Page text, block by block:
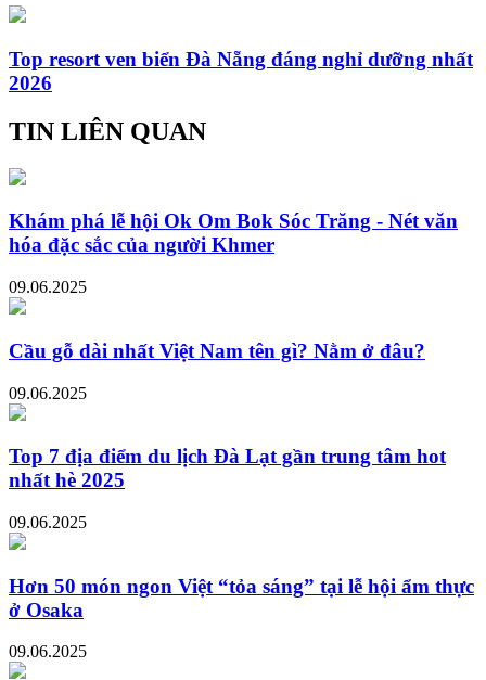
Top resort ven biển Đà Nẵng đáng nghỉ dưỡng nhất
2026
TIN LIÊN QUAN
Khám phá lễ hội Ok Om Bok Sóc Trăng - Nét văn
hóa đặc sắc của người Khmer
09.06.2025
Cầu gỗ dài nhất Việt Nam tên gì? Nằm ở đâu?
09.06.2025
Top 7 địa điểm du lịch Đà Lạt gần trung tâm hot
nhất hè 2025
09.06.2025
Hơn 50 món ngon Việt “tỏa sáng” tại lễ hội ẩm thực
ở Osaka
09.06.2025